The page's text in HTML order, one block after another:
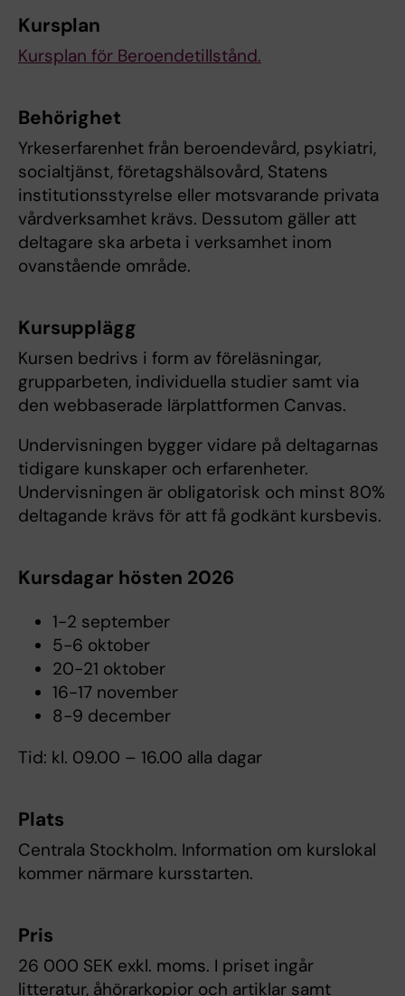
Kursplan
Kursplan för Beroendetillstånd.
Behörighet
Yrkeserfarenhet från beroendevård, psykiatri,
socialtjänst, företagshälsovård, Statens
institutionsstyrelse eller motsvarande privata
vårdverksamhet krävs. Dessutom gäller att
deltagare ska arbeta i verksamhet inom
ovanstående område.
Kursupplägg
Kursen bedrivs i form av föreläsningar,
grupparbeten, individuella studier samt via
den webbaserade lärplattformen Canvas.
Undervisningen bygger vidare på deltagarnas
tidigare kunskaper och erfarenheter.
Undervisningen är obligatorisk och minst 80%
deltagande krävs för att få godkänt kursbevis.
Kursdagar hösten 2026
1-2 september
5-6 oktober
20-21 oktober
16-17 november
8-9 december
Tid: kl. 09.00 – 16.00 alla dagar
Plats
Centrala Stockholm. Information om kurslokal
kommer närmare kursstarten.
Pris
26 000 SEK exkl. moms. I priset ingår
litteratur, åhörarkopior och artiklar samt